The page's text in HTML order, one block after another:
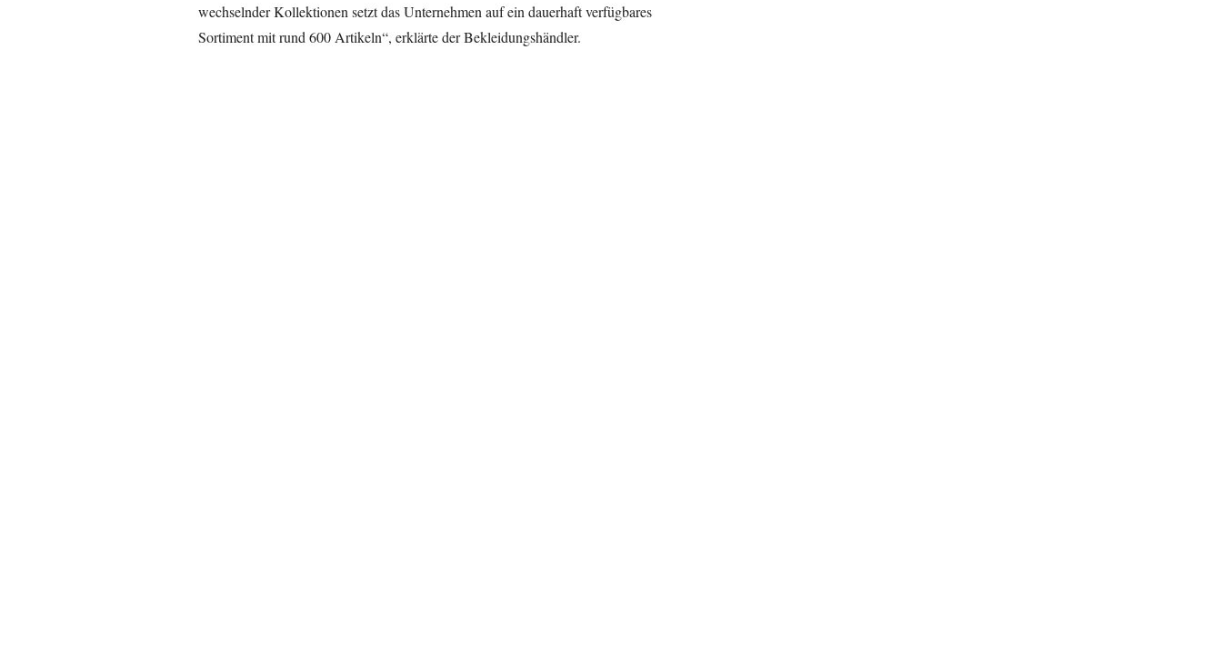
wechselnder Kollektionen setzt das Unternehmen auf ein dauerhaft verfügbares
Sortiment mit rund 600 Artikeln“, erklärte der Bekleidungshändler.